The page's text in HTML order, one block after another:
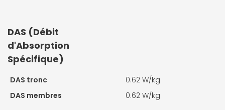
DAS (Débit
d'Absorption
Spécifique)
DAS tronc
0.62 W/kg
DAS membres
0.62 W/kg